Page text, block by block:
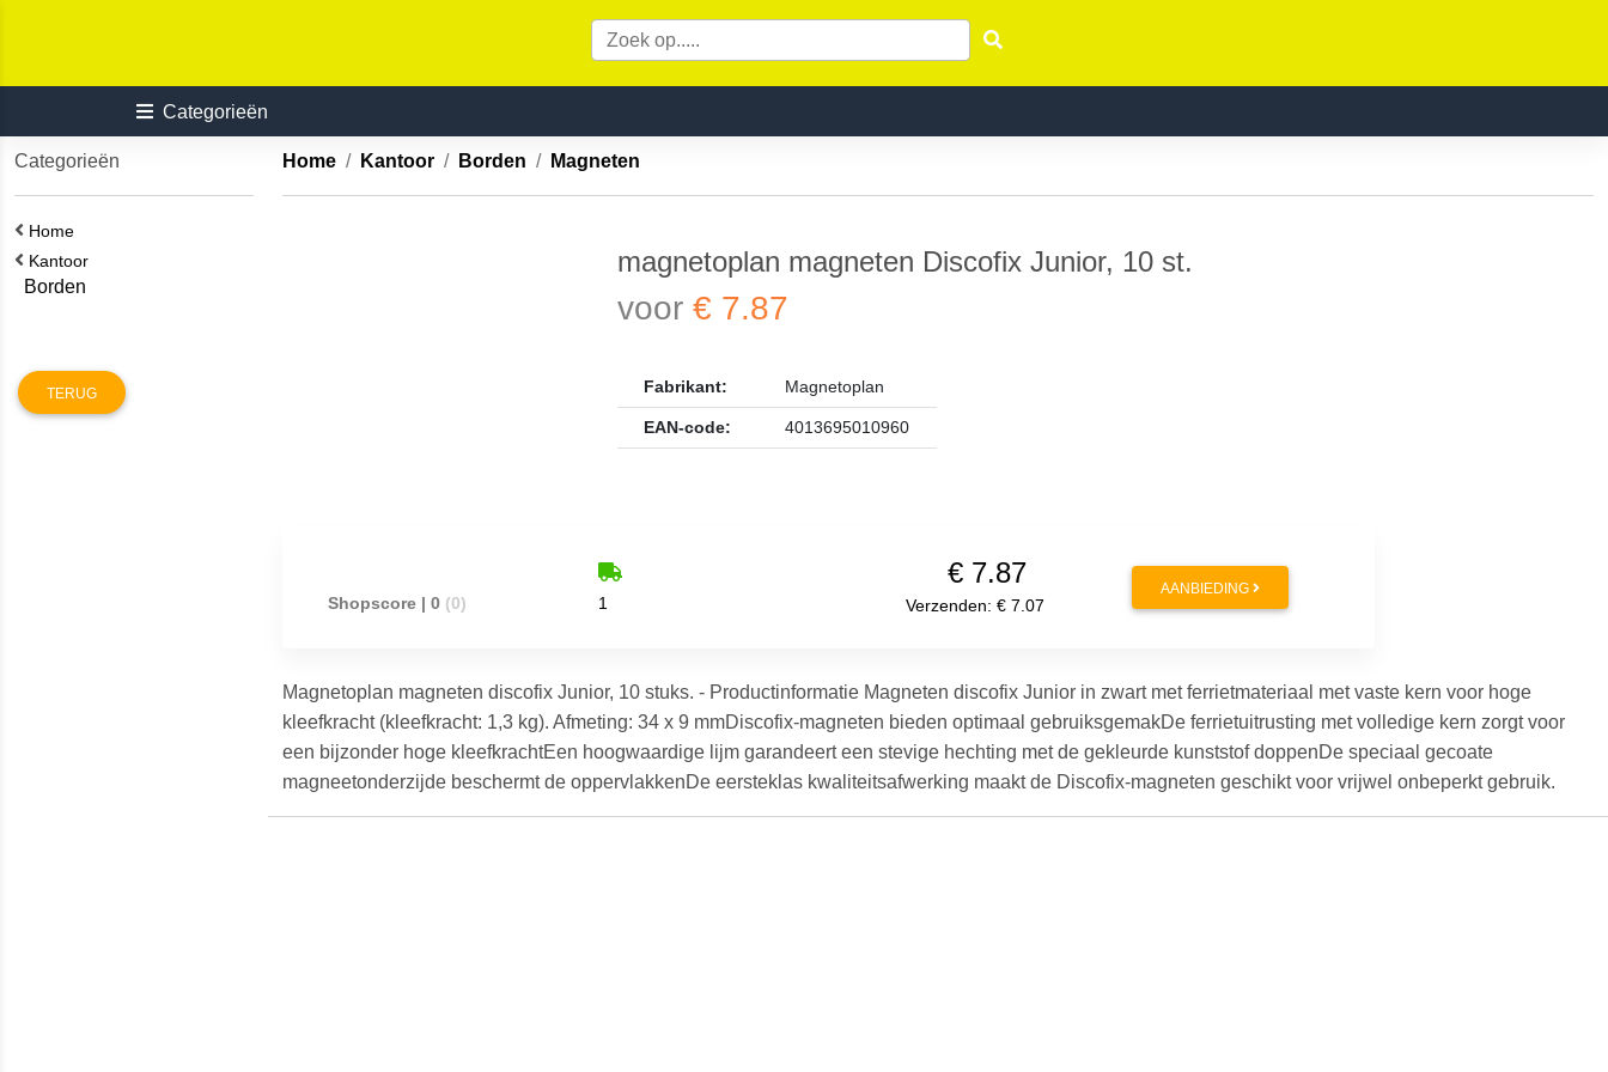
Categorieën
Categorieën
Home
Kantoor
Borden
TERUG
Home Kantoor Borden Magneten
magnetoplan magneten Discofix Junior, 10 st.
voor € 7.87
Fabrikant:
Magnetoplan
EAN-code:
4013695010960
Shopscore | 0(0) 1
€ 7.87
Verzenden: € 7.07
AANBIEDING
Magnetoplan magneten discofix Junior, 10 stuks. - Productinformatie Magneten discofix Junior in zwart met ferrietmateriaal met vaste kern voor hoge
kleefkracht (kleefkracht: 1,3 kg). Afmeting: 34 x 9 mmDiscofix-magneten bieden optimaal gebruiksgemakDe ferrietuitrusting met volledige kern zorgt voor
een bijzonder hoge kleefkrachtEen hoogwaardige lijm garandeert een stevige hechting met de gekleurde kunststof doppenDe speciaal gecoate
magneetonderzijde beschermt de oppervlakkenDe eersteklas kwaliteitsafwerking maakt de Discofix-magneten geschikt voor vrijwel onbeperkt gebruik.